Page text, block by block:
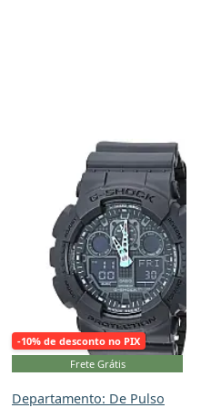
-10% de desconto no PIX
Frete Grátis
Departamento: De Pulso